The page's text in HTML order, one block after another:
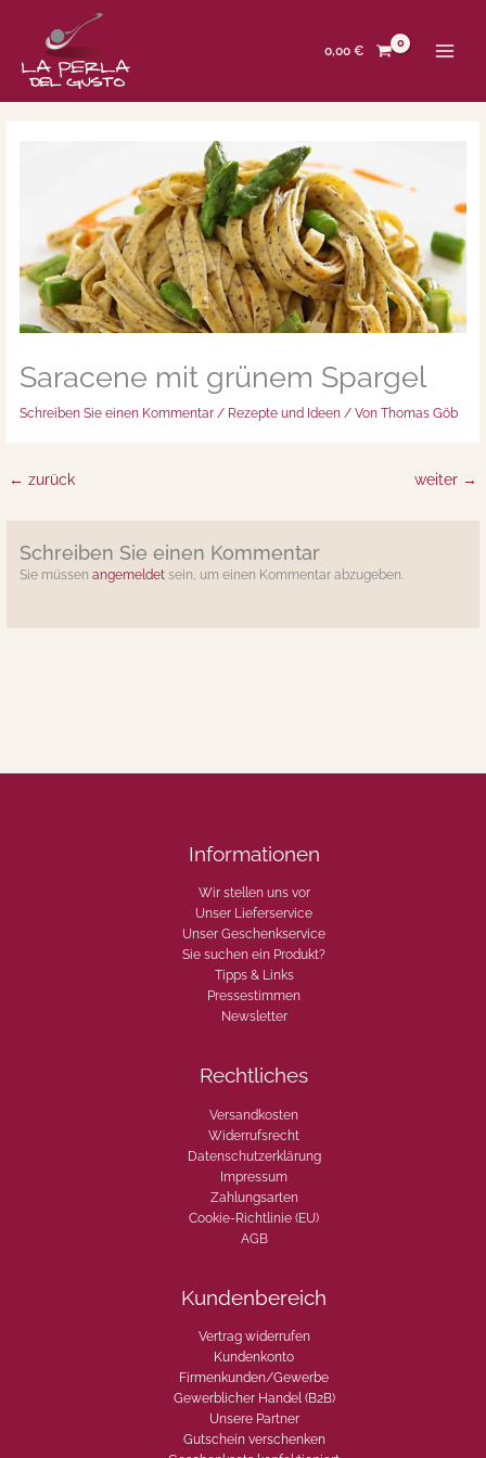
springen
0,00€
Saracene mit grünem Spargel
Schreiben Sie einen Kommentar / Rezepte und Ideen / VonThomas Göb
← zurück weiter →
Schreiben Sie einen Kommentar
Sie müssenangemeldet sein, um einen Kommentar abzugeben.
Informationen
Wir stellen uns vor
Unser Lieferservice
Unser Geschenkservice
Sie suchen ein Produkt?
Tipps & Links
Pressestimmen
Newsletter
Rechtliches
Versandkosten
Widerrufsrecht
Datenschutzerklärung
Impressum
Zahlungsarten
Cookie-Richtlinie (EU)
AGB
Kundenbereich
Vertrag widerrufen
Kundenkonto
Firmenkunden/Gewerbe
Gewerblicher Handel (B2B)
Unsere Partner
Gutschein verschenken